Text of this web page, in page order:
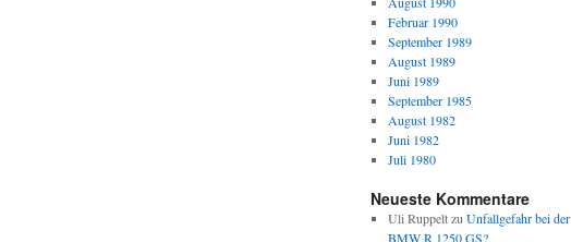
Februar 1990
September 1989
August 1989
Juni 1989
September 1985
August 1982
Juni 1982
Juli 1980
Neueste Kommentare
Uli Ruppeltzu Unfallgefahr bei der
BMW R 1250 GS?